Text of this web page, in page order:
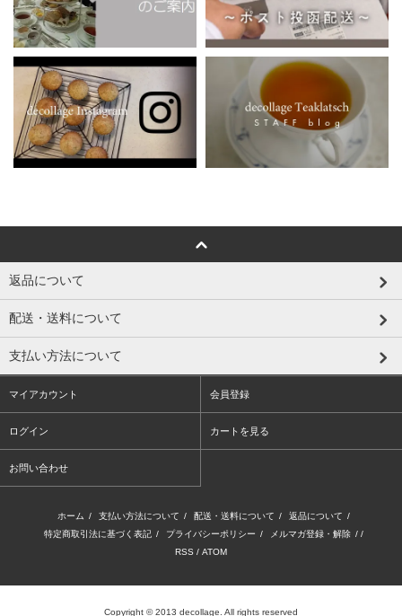
返品について
配送・送料について
支払い方法について
マイアカウント 会員登録
ログイン カートを見る
お問い合わせ
ホーム / 支払い方法について / 配送・送料について / 返品について /
特定商取引法に基づく表記 / プライバシーポリシー / メルマガ登録・解除 / /
RSS / ATOM
Copyright © 2013 decollage. All rights reserved